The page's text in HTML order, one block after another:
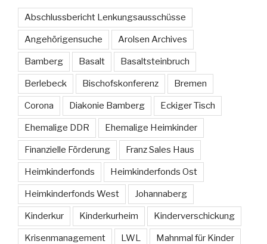
Abschlussbericht Lenkungsausschüsse
Angehörigensuche Arolsen Archives
Bamberg Basalt Basaltsteinbruch
Berlebeck Bischofskonferenz Bremen
Corona Diakonie Bamberg Eckiger Tisch
Ehemalige DDR Ehemalige Heimkinder
Finanzielle Förderung Franz Sales Haus
Heimkinderfonds Heimkinderfonds Ost
Heimkinderfonds West Johannaberg
Kinderkur Kinderkurheim Kinderverschickung
Krisenmanagement LWL Mahnmal für Kinder